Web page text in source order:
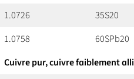
1.0726
35S20
1.0758
60SPb20
Cuivre pur, cuivre faiblement